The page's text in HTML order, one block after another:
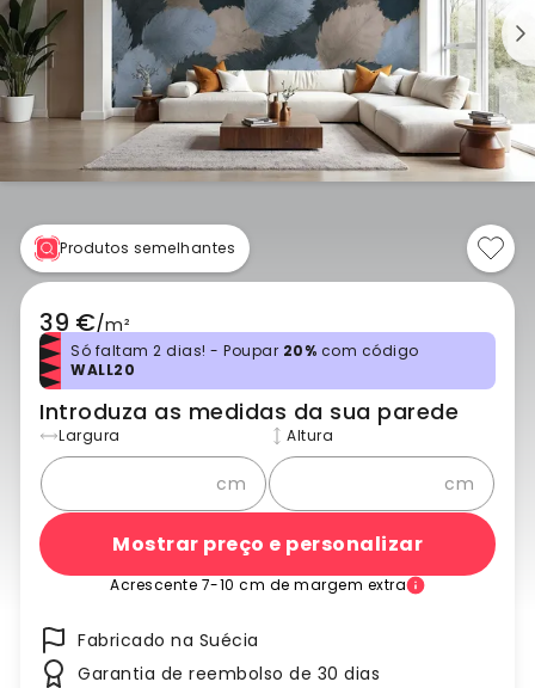
Produtos semelhantes
39 €/m²
Só faltam 2 dias! - Poupar 20% com código
WALL20
Introduza as medidas da sua parede
Largura
cm
Altura
cm
Mostrar preço e personalizar
Acrescente 7-10 cm de margem extra
Fabricado na Suécia
Garantia de reembolso de 30 dias